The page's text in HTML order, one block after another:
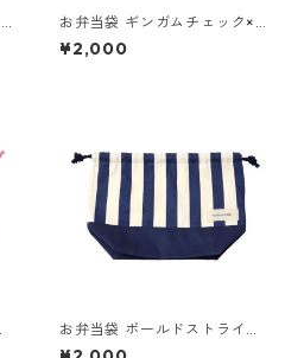
お弁当袋 ギンガムチェック×ブ
ラック 85-73266-1
¥2,000
お弁当袋 ボールドストライプ×
ネイビー 85-73266-1